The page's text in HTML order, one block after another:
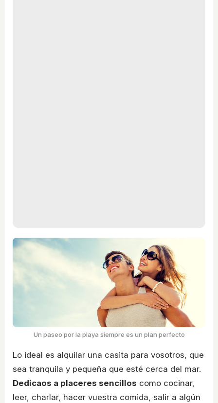
Un paseo por la playa siempre es un plan perfecto
Lo ideal es alquilar una casita para vosotros, que
sea tranquila y pequeña que esté cerca del mar.
Dedicaos a placeres sencillos como cocinar,
leer, charlar, hacer vuestra comida, salir a algún